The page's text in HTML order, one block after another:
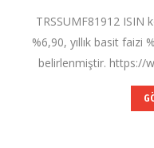
TRSSUMF81912 ISIN
%6,90, yıllık basit faizi
belirlenmiştir. https://